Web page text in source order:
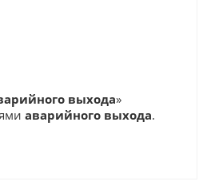
выхода»
аварийного выхода.